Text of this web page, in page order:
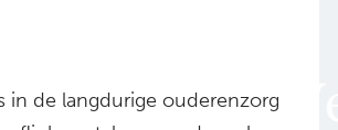
in de langdurige ouderenzorg